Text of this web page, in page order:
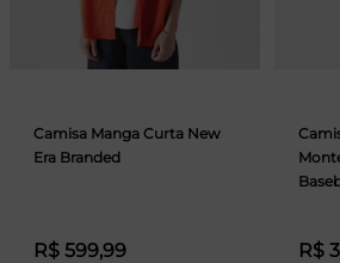
Camisa Manga Curta New
Era Branded
R$ 599,99 R$